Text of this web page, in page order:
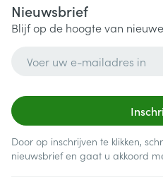
Nieuwsbrief
Blijf op de hoogte van
Door op inschrijven te klikken,
nieuwsbrief en gaat u akkoord